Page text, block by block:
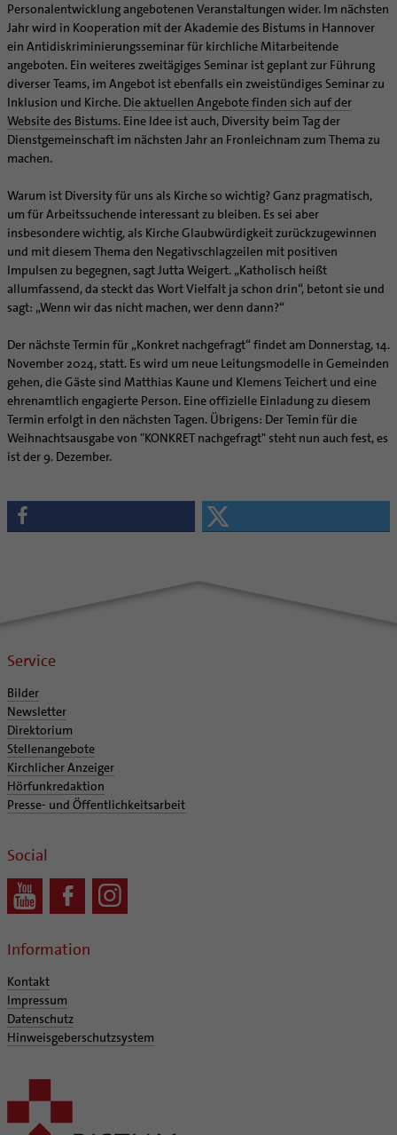
Personalentwicklung angebotenen Veranstaltungen wider. Im nächsten
Jahr wird in Kooperation mit der Akademie des Bistums in Hannover
ein Antidiskriminierungsseminar für kirchliche Mitarbeitende
angeboten. Ein weiteres zweitägiges Seminar ist geplant zur Führung
diverser Teams, im Angebot ist ebenfalls ein zweistündiges Seminar zu
Inklusion und Kirche. Die aktuellen Angebote finden sich auf der
Website des Bistums. Eine Idee ist auch, Diversity beim Tag der
Dienstgemeinschaft im nächsten Jahr an Fronleichnam zum Thema zu
machen.
Warum ist Diversity für uns als Kirche so wichtig? Ganz pragmatisch,
um für Arbeitssuchende interessant zu bleiben. Es sei aber
insbesondere wichtig, als Kirche Glaubwürdigkeit zurückzugewinnen
und mit diesem Thema den Negativschlagzeilen mit positiven
Impulsen zu begegnen, sagt Jutta Weigert. „Katholisch heißt
allumfassend, da steckt das Wort Vielfalt ja schon drin“, betont sie und
sagt: „Wenn wir das nicht machen, wer denn dann?“
Der nächste Termin für „Konkret nachgefragt“ findet am Donnerstag, 14.
November 2024, statt. Es wird um neue Leitungsmodelle in Gemeinden
gehen, die Gäste sind Matthias Kaune und Klemens Teichert und eine
ehrenamtlich engagierte Person. Eine offizielle Einladung zu diesem
Termin erfolgt in den nächsten Tagen. Übrigens: Der Temin für die
Weihnachtsausgabe von "KONKRET nachgefragt" steht nun auch fest, es
ist der 9. Dezember.
Service
Bilder
Newsletter
Direktorium
Stellenangebote
Kirchlicher Anzeiger
Hörfunkredaktion
Presse- und Öffentlichkeitsarbeit
Social
Information
Kontakt
Impressum
Datenschutz
Hinweisgeberschutzsystem